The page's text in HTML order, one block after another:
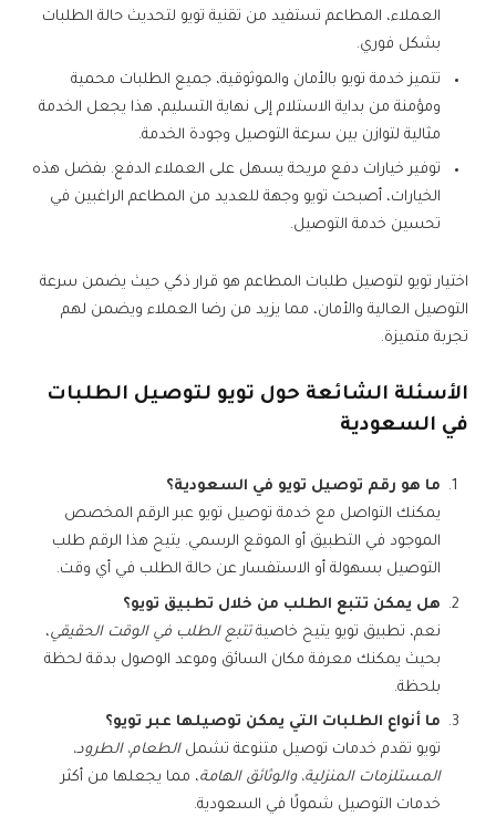
العملاء، المطاعم تستفيد من تقنية تويو لتحديث حالة الطلبات
بشكل فوري.
تتميز خدمة تويو بالأمان والموثوقية، جميع الطلبات محمية
ومؤمنة من بداية الاستلام إلى نهاية التسليم، هذا يجعل الخدمة
مثالية لتوازن بين سرعة التوصيل وجودة الخدمة.
توفير خيارات دفع مريحة يسهل على العملاء الدفع. بفضل هذه
الخيارات، أصبحت تويو وجهة للعديد من المطاعم الراغبين في
تحسين خدمة التوصيل.
اختيار تويو لتوصيل طلبات المطاعم هو قرار ذكي حيث يضمن سرعة
التوصيل العالية والأمان، مما يزيد من رضا العملاء ويضمن لهم
تجربة متميزة.
الأسئلة الشائعة حول تويو لتوصيل الطلبات
في السعودية
ما هو رقم توصيل تويو في السعودية؟
يمكنك التواصل مع خدمة توصيل تويو عبر الرقم المخصص
الموجود في التطبيق أو الموقع الرسمي. يتيح هذا الرقم طلب
التوصيل بسهولة أو الاستفسار عن حالة الطلب في أي وقت.
هل يمكن تتبع الطلب من خلال تطبيق تويو؟
نعم، تطبيق تويو يتيح خاصيةتتبع الطلب في الوقت الحقيقي،
بحيث يمكنك معرفة مكان السائق وموعد الوصول بدقة لحظة
بلحظة.
ما أنواع الطلبات التي يمكن توصيلها عبر تويو؟
تويو تقدم خدمات توصيل متنوعة تشملالطعام، الطرود،
المستلزمات المنزلية، والوثائق الهامة، مما يجعلها من أكثر
خدمات التوصيل شمولًا في السعودية.